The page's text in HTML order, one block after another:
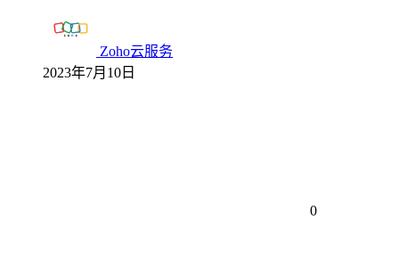
Zoho云服务
2023年7月10日
0